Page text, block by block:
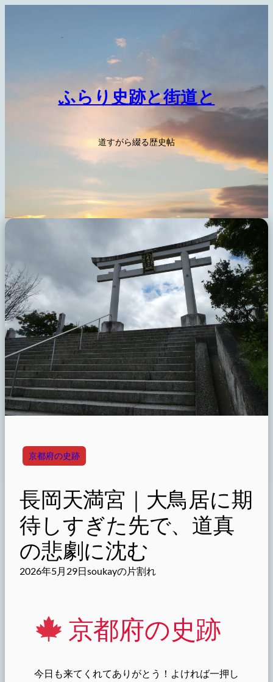
ふらり史跡と街道と
道すがら綴る歴史帖
京都府の史跡
長岡天満宮｜大鳥居に期
待しすぎた先で、道真
の悲劇に沈む
2026年5月29日soukayの片割れ
京都府の史跡
今日も来てくれてありがとう！よければ一押し